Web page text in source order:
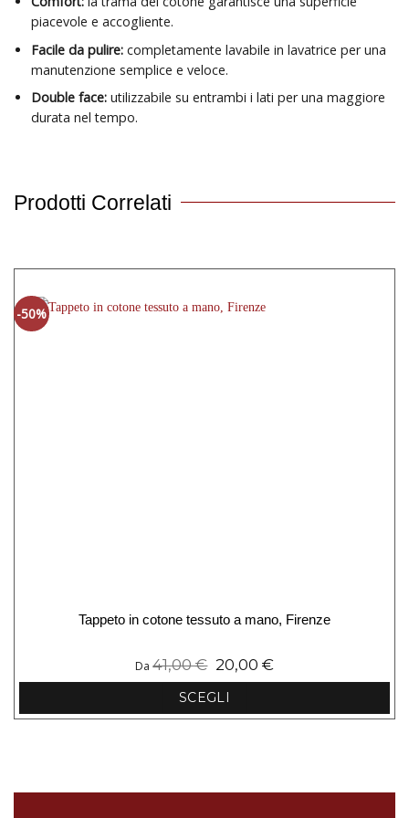
piacevole e accogliente.
Facile da pulire:completamente lavabile in lavatrice per una
manutenzione semplice e veloce.
Double face:utilizzabile su entrambi i lati per una maggiore
durata nel tempo.
Prodotti Correlati
-50%
Tappeto in cotone tessuto a mano, Firenze
Da41,00€ 20,00 €
SCEGLI
Questo
varianti.